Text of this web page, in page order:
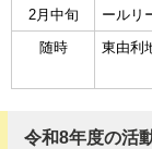
2月中旬
ールリ
随時
東由利
令和8年度の活